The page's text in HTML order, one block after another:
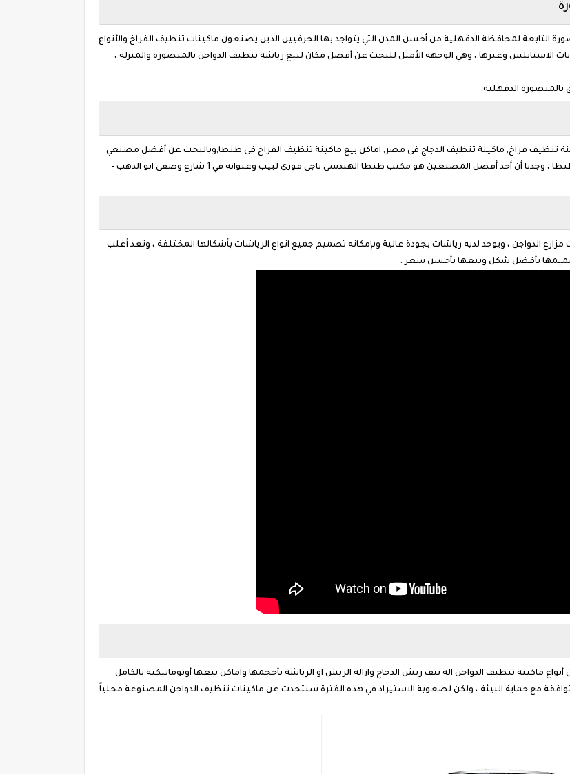
التابعة لمحافظة الدقهلية من أحسن المدن التي يتواجد بها الحرفيين الذين يصنعون ماكينات تنظيف الفراخ والأنواع
الاستانلس وغيرها ، وهي الوجهة الأمثل للبحث عن أفضل مكان لبيع رياشة تنظيف الدواجن بالمنصورة والمنزلة ،
الدقهلية.
تنظيف فراخ, ماكينة تنظيف الدجاج فى مصر, اماكن بيع ماكينة تنظيف الفراخ فى طنطا,وبالبحث عن أفضل مصنعي
ماكينات تفريخ , ماكينات تنظيف الدواجن, ماكينة فرم اللحوم في طنطا ، وجدنا أن أحد أفضل المصنعين هو مكتب طنطا الهندسى ناجى فوزى لبيب وعنوانه في 1 شارع وصفى ابو الدهب -
الدواجن ، ويوجد لديه رياشات بجودة عالية وبإمكانه تصميم جميع انواع الرياشات بأشكالها المختلفة ، وتعد أغلب
بأفضل شكل وبيعها بأحسن سعر .
مؤخراً العديد من أنواع ماكينة تنظيف الدواجن الة نتف ريش الدجاج وازالة الريش او الرياشة بأحجمها واماكن بيعها أوتوماتيكية بالكامل
مع حماية البيئة ، ولكن لصعوبة الاستيراد في هذه الفترة سنتحدث عن ماكينات تنظيف الدواجن المصنوعة محلياً